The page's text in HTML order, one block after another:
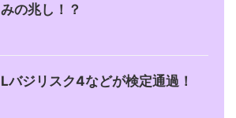
みの兆し！？
Lバジリスク4などが検定通過！